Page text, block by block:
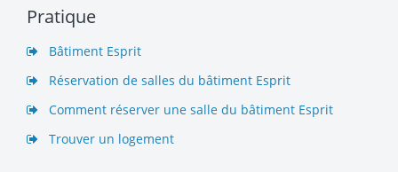
Pratique
Bâtiment Esprit
Réservation de salles du bâtiment Esprit
Comment réserver une salle du bâtiment Esprit
Trouver un logement